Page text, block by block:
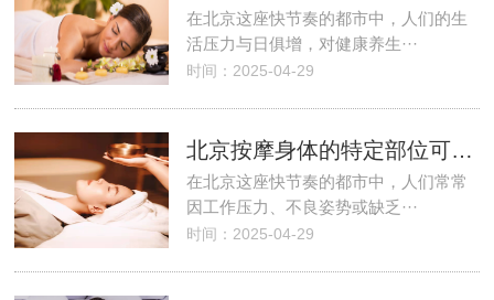
在北京这座快节奏的都市中，人们的生
活压力与日俱增，对健康养生···
时间：2025-04-29
北京按摩身体的特定部位可以起到养生的作用
在北京这座快节奏的都市中，人们常常
因工作压力、不良姿势或缺乏···
时间：2025-04-29